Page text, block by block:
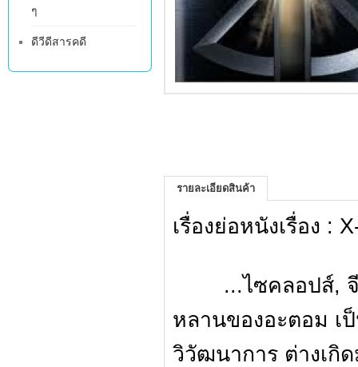
ๆ
ดีวีดีสารคดี
รายละเอียดสินค้า
เรื่องย่อหนังเรื่อง :
...ไซคลอปส์, จีน
หลานของอะตอม เ
วิวัฒนาการ ต่างเกิ